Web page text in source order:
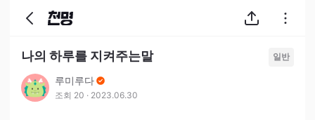
나의 하루를 지켜주는말 일반
루미루다
조회 20 · 2023.06.30